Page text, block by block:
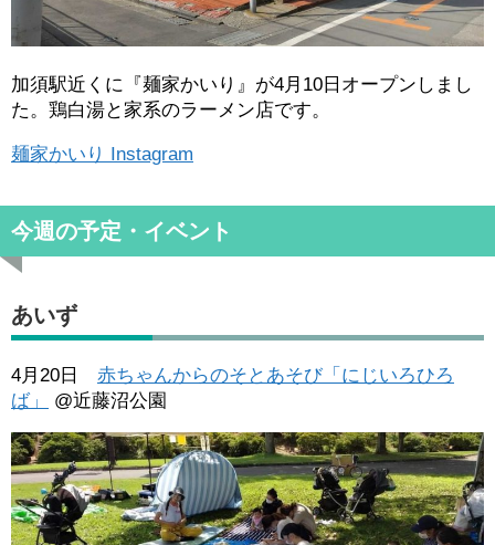
加須駅近くに『麺家かいり』が4月10日オープンしまし
た。鶏白湯と家系のラーメン店です。
麺家かいり Instagram
今週の予定・イベント
あいず
4月20日 赤ちゃんからのそとあそび「にじいろひろ
ば」
@近藤沼公園